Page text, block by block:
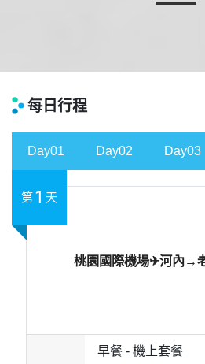
每日行程
Day01 Day02 Day03
第1 天
桃園國際機場✈河內→
早餐 - 機上套餐